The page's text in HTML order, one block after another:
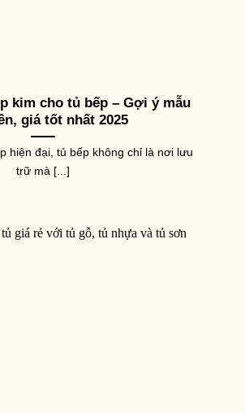
kim cho tủ bếp – Gợi ý mẫu
giá tốt nhất 2025
hiện đại, tủ bếp không chỉ là nơi lưu
trữ mà [...]